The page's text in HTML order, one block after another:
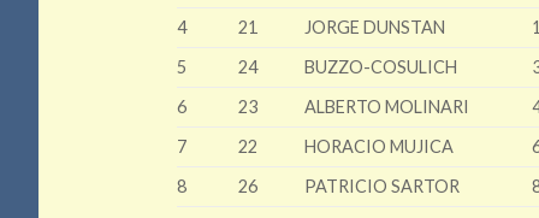
4
21 JORGE DUNSTAN
5
24 BUZZO-COSULICH
6
23 ALBERTO MOLINARI
7
22 HORACIO MUJICA
8
26 PATRICIO SARTOR